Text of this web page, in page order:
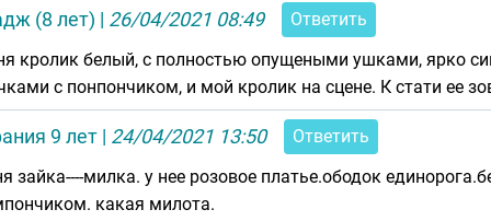
(8 лет) | 26/04/2021 08:49
Ответить
кролик белый, с полностью опущеными ушками, ярко
с понпончиком, и мой кролик на сцене. К стати ее
9 лет | 24/04/2021 13:50
Ответить
зайка----милка. у нее розовое платье.ободок
какая милота.